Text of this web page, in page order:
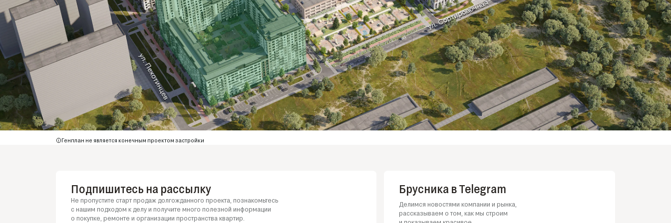
Генплан не является конечным проектом застройки
Подпишитесь на рассылку
Не пропустите старт продаж долгожданного проекта, познакомьтесь
с нашим подходом к делуи получите много полезной информации
о покупке, ремонте и организации пространства квартир.
Брусника в Telegram
Делимся новостями компании и рынка,
рассказываем о том, как мы строим